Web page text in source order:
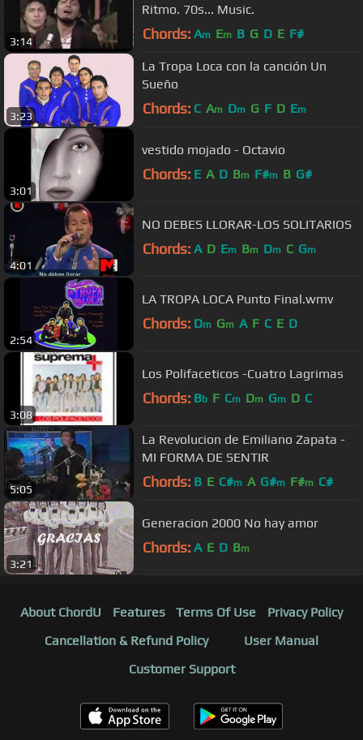
3:14
Ritmo. 70s... Music.
Chords: Am Em B G D E F#
3:23
La Tropa Loca con la canción Un
Sueño
Chords: C Am Dm G F D Em
3:01
vestido mojado - Octavio
Chords: E A D Bm F#m B G#
4:01
NO DEBES LLORAR-LOS SOLITARIOS
Chords: A D Em Bm Dm C Gm
2:54
LA TROPA LOCA Punto Final.wmv
Chords: Dm Gm A F C E D
3:08
Los Polifaceticos -Cuatro Lagrimas
Chords: Bb F Cm Dm Gm D C
5:05
La Revolucion de Emiliano Zapata -
MI FORMA DE SENTIR
Chords: B E C#m A G#m F#m C#
3:21
Generacion 2000 No hay amor
Chords: A E D Bm
About ChordU Features Terms Of Use
Privacy Policy
Cancellation & Refund Policy
User Manual
Customer Support